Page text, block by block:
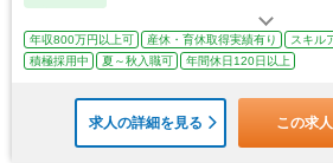
年収800万円以上可 産休・育休取得実績有り スキル
積極採用中
夏～秋入職可 年間休日120日以上
求人の詳細を見る この求